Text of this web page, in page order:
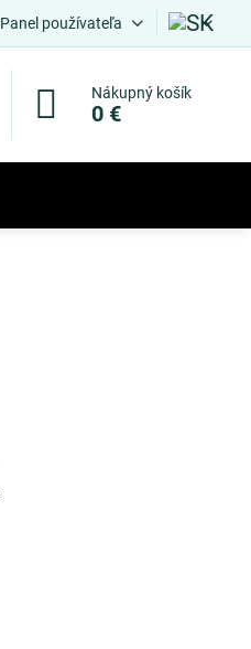
Panel používateľa
Nákupný košík
0 €